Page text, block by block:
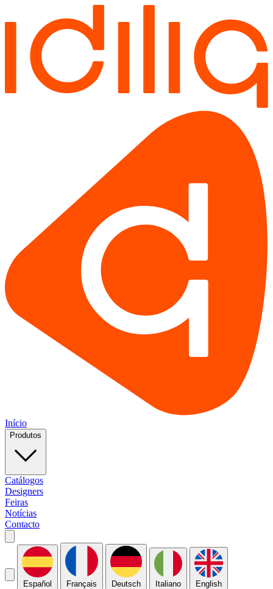
Início
Produtos
Catálogos
Designers
Feiras
Notícias
Contacto
Español Français Deutsch Italiano English